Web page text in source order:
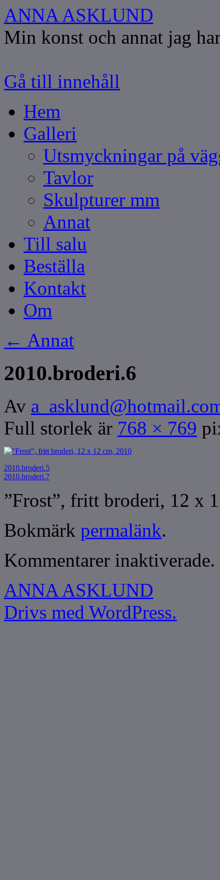
ANNA ASKLUND
Min konst och annat jag
Gå till innehåll
Hem
Galleri
Utsmyckningar på
Tavlor
Skulpturer mm
Annat
Till salu
Beställa
Kontakt
Om
← Annat
2010.broderi.6
Av
Full storlek är 768 × 769
2010.broderi.5
2010.broderi.7
”Frost”, fritt broderi, 12 x
Bokmärk permalänk.
Kommentarer inaktiverade.
ANNA ASKLUND
Drivs med WordPress.